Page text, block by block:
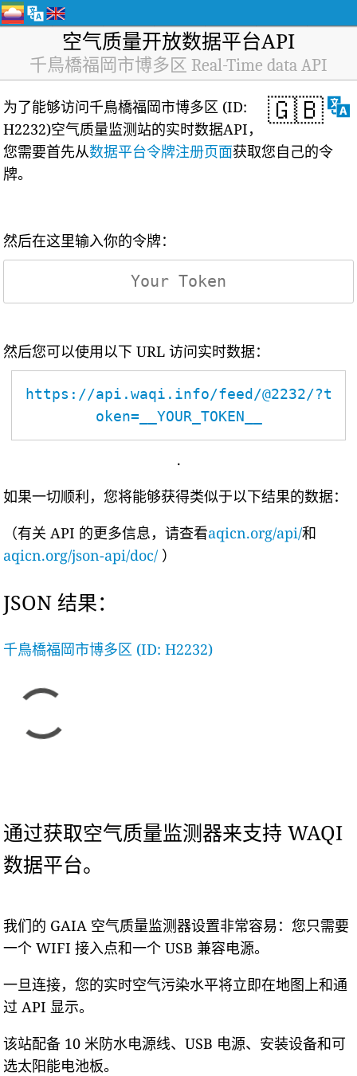
空气质量开放数据平台API
千鳥橋福岡市博多区 Real-Time data API
🇬🇧
为了能够访问千鳥橋福岡市博多区 (ID:
H2232)空气质量监测站的实时数据API，
您需要首先从数据平台令牌注册页面获取您自己的令
牌。
然后在这里输入你的令牌：
然后您可以使用以下 URL 访问实时数据：
https://api.waqi.info/feed/@2232/?t
oken=__YOUR_TOKEN__
.
如果一切顺利，您将能够获得类似于以下结果的数据：
（有关 API 的更多信息，请查看aqicn.org/api/和
aqicn.org/json-api/doc/ ）
JSON 结果：
千鳥橋福岡市博多区 (ID: H2232)
通过获取空气质量监测器来支持 WAQI
数据平台。
我们的 GAIA 空气质量监测器设置非常容易：您只需要
一个 WIFI 接入点和一个 USB 兼容电源。
一旦连接，您的实时空气污染水平将立即在地图上和通
过 API 显示。
该站配备 10 米防水电源线、USB 电源、安装设备和可
选太阳能电池板。